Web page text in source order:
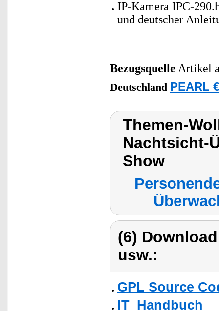
IP-Kamera IPC-
und deutscher
Bezugsquelle Artikel
Deutschland PEARL
Themen-
Nachtsicht-
Show
(6)
usw.:
GPL Source
IT_Handbuch